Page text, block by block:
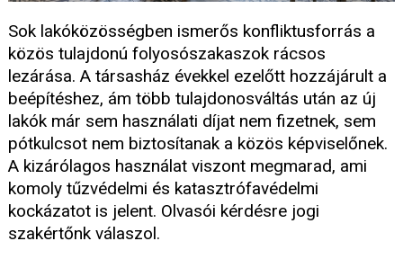
Sok lakóközösségben ismerős konfliktusforrás a
közös tulajdonú folyosószakaszok rácsos
lezárása. A társasház évekkel ezelőtt hozzájárult a
beépítéshez, ám több tulajdonosváltás után az új
lakók már sem használati díjat nem fizetnek, sem
pótkulcsot nem biztosítanak a közös képviselőnek.
A kizárólagos használat viszont megmarad, ami
komoly tűzvédelmi és katasztrófavédelmi
kockázatot is jelent. Olvasói kérdésre jogi
szakértőnk válaszol.